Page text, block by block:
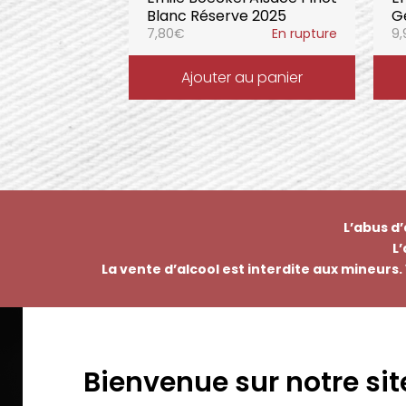
Blanc Réserve 2025
7,80€ En rupture
Ajouter au panier
L’abus
La vente d’alcool est interdite aux
Bienvenue sur notre
EMMANUEL NASTI